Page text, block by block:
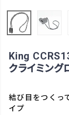
King
クライミング
結び目をつくっ
イプ